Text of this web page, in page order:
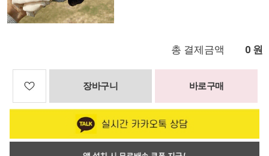
총 결제금액 0 원
장바구니 바로구매